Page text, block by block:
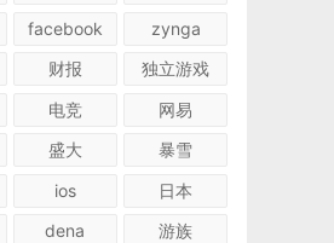
facebook
zynga
财报
独立游戏
电竞
网易
盛大
暴雪
ios
日本
dena
游族